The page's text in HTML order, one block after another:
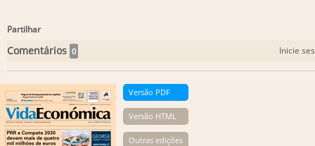
Partilhar
Comentários 0 Inicie
Versão PDF
Versão HTML
Outras edições